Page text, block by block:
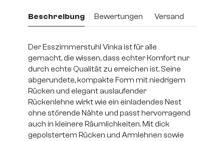
Beschreibung Bewertungen Versand
Der Esszimmerstuhl Vinka ist für alle
gemacht, die wissen, dass echter Komfort nur
durch echte Qualität zu erreichen ist. Seine
abgerundete, kompakte Form mit niedrigem
Rücken und elegant auslaufender
Rückenlehne wirkt wie ein einladendes Nest
ohne störende Nähte und passt hervorragend
auch in kleinere Räumlichkeiten. Mit dick
gepolstertem Rücken und Armlehnen sowie